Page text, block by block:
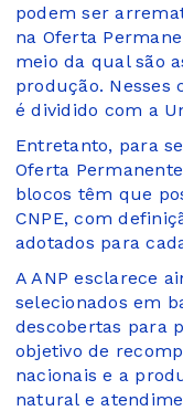
podem ser
na Oferta
meio da qual são
produção. Nesses
é dividido com a
Entretanto, para
Oferta
blocos têm que
CNPE, com
adotados para
A ANP esclarece
selecionados em
descobertas para
objetivo de
nacionais e a
natural e